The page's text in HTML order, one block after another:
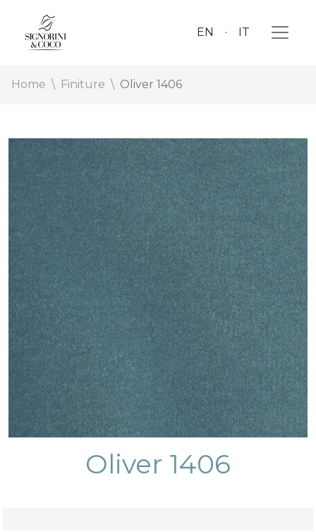
EN IT
Home Finiture Oliver 1406
Oliver 1406